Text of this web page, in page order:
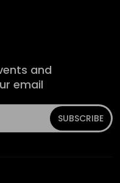
and
email
SUBSCRIBE